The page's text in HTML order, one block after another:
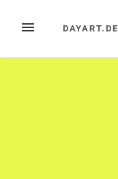
InhaltMENÜ DAYART.DE